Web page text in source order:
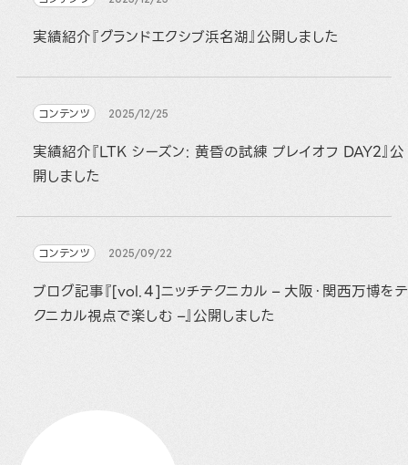
実績紹介『グランドエクシブ浜名湖』公開しました
コンテンツ 2025/12/25
実績紹介『LTK シーズン: 黄昏の試練 プレイオフ DAY2』公
開しました
コンテンツ 2025/09/22
ブログ記事『[vol.４]ニッチテクニカル – 大阪・関西万博をテ
クニカル視点で楽しむ –』公開しました